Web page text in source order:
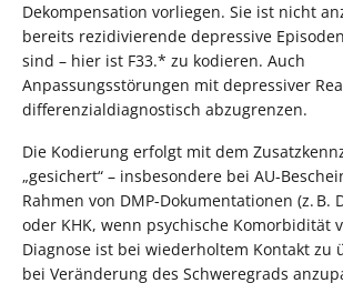
Dekompensation vorliegen. Sie ist nicht
bereits rezidivierende depressive
sind – hier ist F33.* zu kodieren. Auch
Anpassungsstörungen mit depressiver
differenzialdiagnostisch abzugrenzen.
Die Kodierung erfolgt mit dem
„gesichert“ – insbesondere bei AU-
Rahmen von DMP-Dokumentationen (z. B.
oder KHK, wenn psychische Komorbidität
Diagnose ist bei wiederholtem Kontakt zu
bei Veränderung des Schweregrads